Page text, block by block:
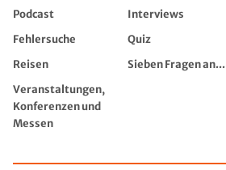
Podcast
Interviews
Fehlersuche
Quiz
Reisen
Sieben Fragen an...
Veranstaltungen,
Konferenzen und
Messen